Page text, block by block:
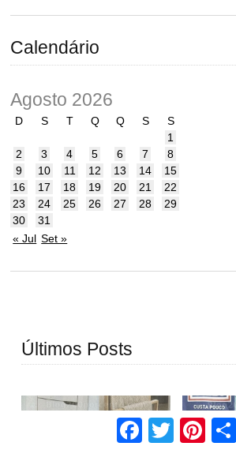
Calendário
Agosto 2026
D S T Q Q S
S
1
2
3 4 5 6 7
8
9
10 11 12 13 14
15
16
17 18 19 20 21
22
23
24 25 26 27 28
29
30
31
« Jul Set »
Últimos Posts
Facebook Twitter Pinterest